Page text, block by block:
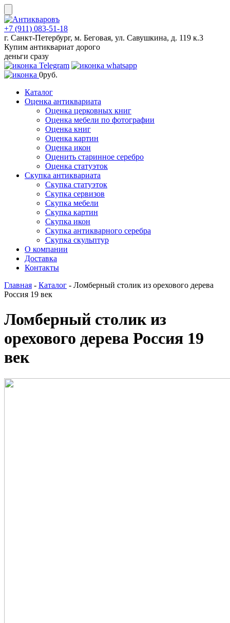
Skip
to
content
+7 (911) 083-51-18
г. Санкт-Петербург, м. Беговая, ул. Савушкина, д. 119 к.3
Купим антиквариат дорого
деньги сразу
0руб.
Каталог
Оценка антиквариата
Оценка церковных книг
Оценка мебели по фотографии
Оценка книг
Оценка картин
Оценка икон
Оценить старинное серебро
Оценка статуэток
Скупка антиквариата
Скупка статуэток
Скупка сервизов
Скупка мебели
Скупка картин
Скупка икон
Скупка антикварного серебра
Скупка скульптур
О компании
Доставка
Контакты
Главная - Каталог - Ломберный столик из орехового дерева
Россия 19 век
Ломберный столик из
орехового дерева Россия 19
век